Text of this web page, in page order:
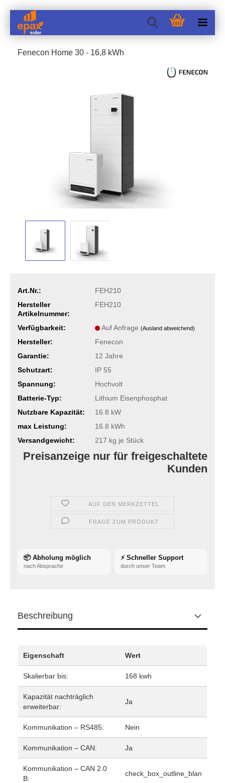
Fen­e­con Home 30 - 16,8 kWh
Art.Nr.:
FEH210
Hersteller
Artikelnummer:
FEH210
Verfügbarkeit: Auf Anfrage (Ausland abweichend)
Hersteller:
Fenecon
Garantie:
12 Jahre
Schutzart:
IP 55
Spannung:
Hochvolt
Batterie-Typ:
Lithium Eisenphosphat
Nutzbare Kapazität:
16.8 kW
max Leistung:
16.8 kWh
Versandgewicht:
217 kg je Stück
Preisanzeige nur für freigeschaltete
Kunden
AUF DEN MERKZETTEL
FRAGE ZUM PRODUKT
📦 Abholung möglich
nach Absprache
⚡ Schneller Support
durch unser Team
Beschreibung
Eigenschaft Wert
Skalierbar bis: 168 kwh
Kapazität nachträglich
erweiterbar:
Ja
Kommunikation – RS485: Nein
Kommunikation – CAN: Ja
Kommunikation – CAN 2.0
B:
check_box_outline_blan